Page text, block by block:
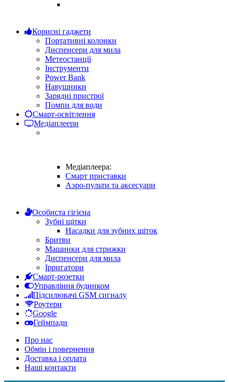
Корисні гаджети
Портативні колонки
Диспенсери для мила
Метеостанції
Інструменти
Power Bank
Навушники
Зарядні пристрої
Помпи для води
Смарт-освітлення
Медіаплеери
Медіаплеера:
Смарт приставки
Аэро-пульти та аксесуари
Особиста гігієна
Зубні щітки
Насадки для зубних щіток
Бритви
Машинки для стрижки
Диспенсери для мила
Ірригатори
Смарт-розетки
Управління будинком
Підсилювачі GSM сигналу
Роутери
Google
Геймпади
Про нас
Обмін і повернення
Доставка і оплата
Наші контакти